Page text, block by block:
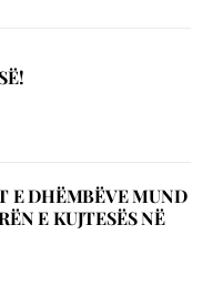
E DHËMBËVE MUND
E KUJTESËS NË